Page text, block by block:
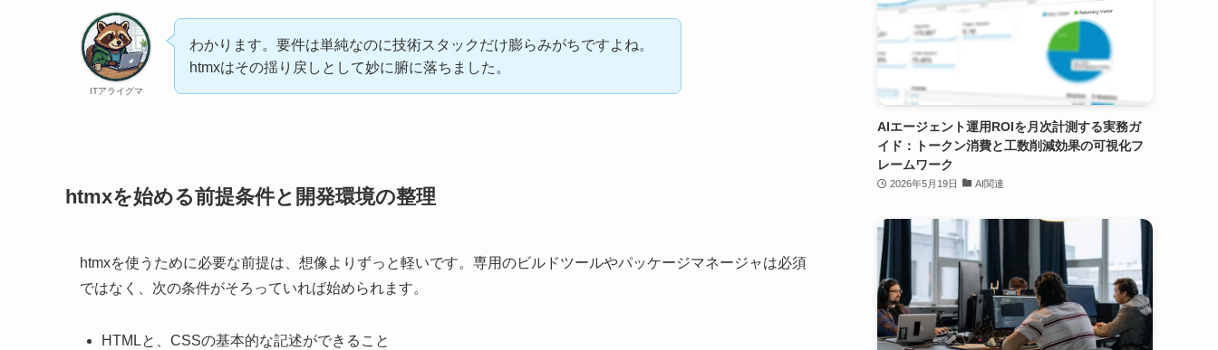
ITアライグマ
わかります。要件は単純なのに技術スタックだけ膨らみがちですよね。
htmxはその揺り戻しとして妙に腑に落ちました。
htmxを始める前提条件と開発環境の整理
htmxを使うために必要な前提は、想像よりずっと軽いです。専用のビルドツールやパッケージマネージャは必須
ではなく、次の条件がそろっていれば始められます。
HTMLと、CSSの基本的な記述ができること
AIエージェント運用ROIを月次計測する実務ガ
イド：トークン消費と工数削減効果の可視化フ
レームワーク
2026年5月19日 AI関連